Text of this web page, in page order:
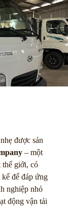
được sản
– một
thế giới, có
để đáp ứng
nghiệp nhỏ
động vận tải